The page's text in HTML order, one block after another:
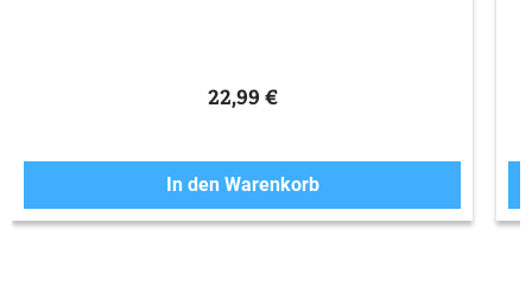
22,99 €
In den Warenkorb